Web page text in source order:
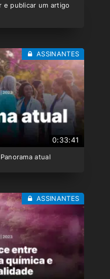
e publicar um artigo
0:33:41
atual
ASSINANTES
ASSINANTES